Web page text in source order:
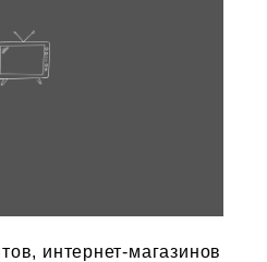
интернет-магазинов